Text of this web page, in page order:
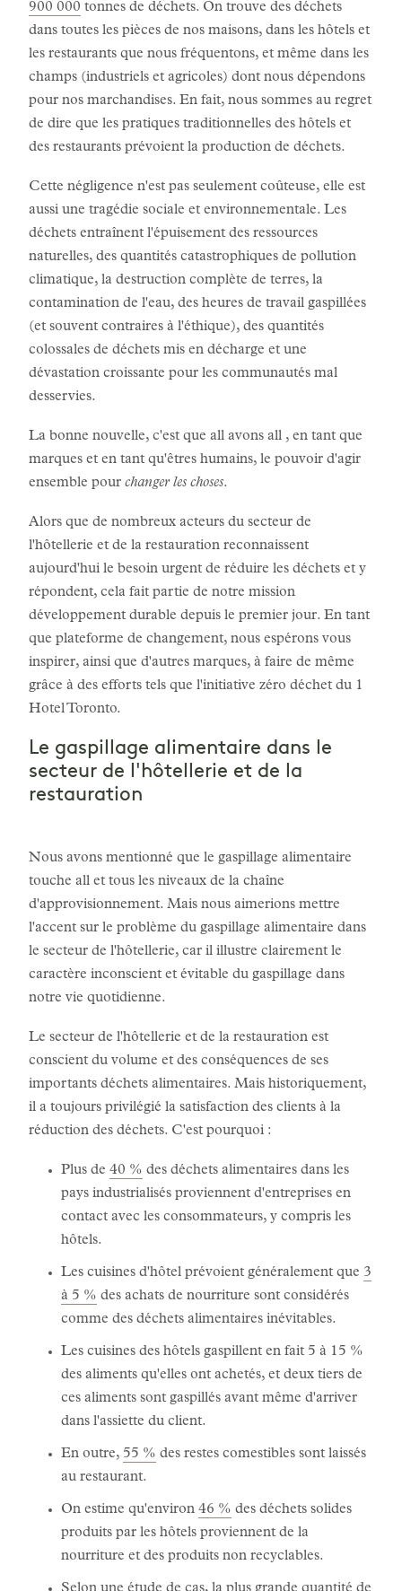
900 000 tonnes de déchets. On trouve des déchets
dans toutes les pièces de nos maisons, dans les hôtels et
les restaurants que nous fréquentons, et même dans les
champs (industriels et agricoles) dont nous dépendons
pour nos marchandises. En fait, nous sommes au regret
de dire que les pratiques traditionnelles des hôtels et
des restaurants prévoient la production de déchets.
Cette négligence n'est pas seulement coûteuse, elle est
aussi une tragédie sociale et environnementale. Les
déchets entraînent l'épuisement des ressources
naturelles, des quantités catastrophiques de pollution
climatique, la destruction complète de terres, la
contamination de l'eau, des heures de travail gaspillées
(et souvent contraires à l'éthique), des quantités
colossales de déchets mis en décharge et une
dévastation croissante pour les communautés mal
desservies.
La bonne nouvelle, c'est que all avons all , en tant que
marques et en tant qu'êtres humains, le pouvoir d'agir
ensemble pour changer les choses.
Alors que de nombreux acteurs du secteur de
l'hôtellerie et de la restauration reconnaissent
aujourd'hui le besoin urgent de réduire les déchets et y
répondent, cela fait partie de notre mission
développement durable depuis le premier jour. En tant
que plateforme de changement, nous espérons vous
inspirer, ainsi que d'autres marques, à faire de même
grâce à des efforts tels que l'initiative zéro déchet du 1
Hotel Toronto.
Le gaspillage alimentaire dans le
secteur de l'hôtellerie et de la
restauration
Nous avons mentionné que le gaspillage alimentaire
touche all et tous les niveaux de la chaîne
d'approvisionnement. Mais nous aimerions mettre
l'accent sur le problème du gaspillage alimentaire dans
le secteur de l'hôtellerie, car il illustre clairement le
caractère inconscient et évitable du gaspillage dans
notre vie quotidienne.
Le secteur de l'hôtellerie et de la restauration est
conscient du volume et des conséquences de ses
importants déchets alimentaires. Mais historiquement,
il a toujours privilégié la satisfaction des clients à la
réduction des déchets. C'est pourquoi :
Plus de 40 % des déchets alimentaires dans les
pays industrialisés proviennent d'entreprises en
contact avec les consommateurs, y compris les
hôtels.
Les cuisines d'hôtel prévoient généralement que 3
à 5 % des achats de nourriture sont considérés
comme des déchets alimentaires inévitables.
Les cuisines des hôtels gaspillent en fait 5 à 15 %
des aliments qu'elles ont achetés, et deux tiers de
ces aliments sont gaspillés avant même d'arriver
dans l'assiette du client.
En outre, 55 % des restes comestibles sont laissés
au restaurant.
On estime qu'environ 46 % des déchets solides
produits par les hôtels proviennent de la
nourriture et des produits non recyclables.